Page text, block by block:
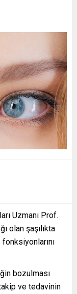
Uzmanı Prof.
olan şaşılıkta
bozulması
ve tedavinin